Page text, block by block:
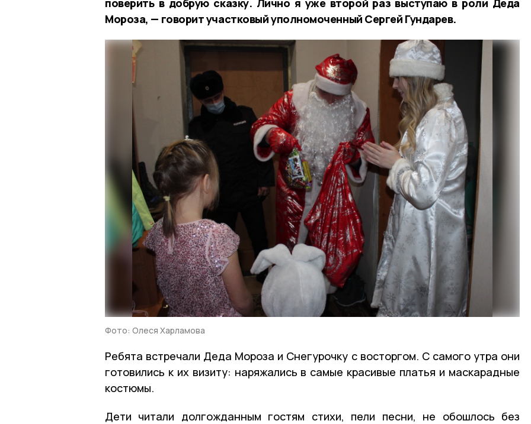
Мороза, — говорит участковый уполномоченный Сергей Гундарев.
Фото: Олеся Харламова
Ребята встречали Деда Мороза и Снегурочку с восторгом. С самого утра они
готовились к их визиту: наряжались в самые красивые платья и маскарадные
костюмы.
Дети читали долгожданным гостям стихи, пели песни, не обошлось без